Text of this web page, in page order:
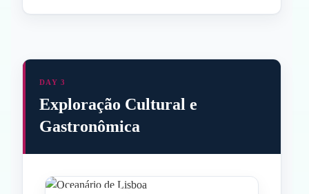
DAY 3
Exploração Cultural e
Gastronômica